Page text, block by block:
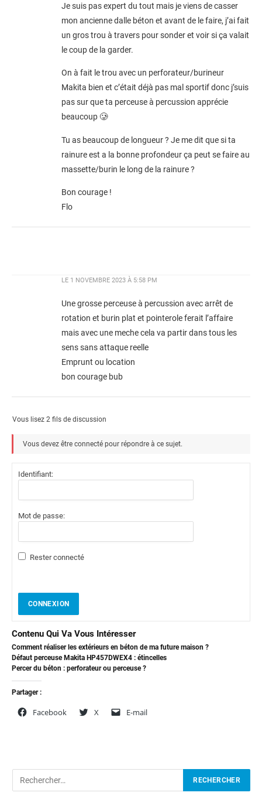
Je suis pas expert du tout mais je viens de casser
mon ancienne dalle béton et avant de le faire, j’ai fait
un gros trou à travers pour sonder et voir si ça valait
le coup de la garder.
On à fait le trou avec un perforateur/burineur
Makita bien et c’était déjà pas mal sportif donc j’suis
pas sur que ta perceuse à percussion apprécie
beaucoup 🥲
Tu as beaucoup de longueur ? Je me dit que si ta
rainure est a la bonne profondeur ça peut se faire au
massette/burin le long de la rainure ?
Bon courage !
Flo
LE 1 NOVEMBRE 2023 À 5:58 PM
Une grosse perceuse à percussion avec arrêt de
rotation et burin plat et pointerole ferait l’affaire
mais avec une meche cela va partir dans tous les
sens sans attaque reelle
Emprunt ou location
bon courage bub
Vous lisez 2 fils de discussion
Vous devez être connecté pour répondre à ce sujet.
Identifiant:
Mot de passe:
Rester connecté
CONNEXION
Contenu Qui Va Vous Intéresser
Comment réaliser les extérieurs en béton de ma future maison ?
Défaut perceuse Makita HP457DWEX4 : étincelles
Percer du béton : perforateur ou perceuse ?
Partager :
Facebook X E-mail